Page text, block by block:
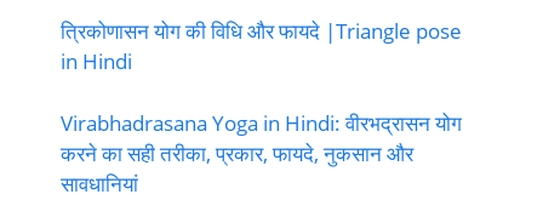
त्रिकोणासन योग की विधि और फायदे |Triangle pose
in Hindi
Virabhadrasana Yoga in Hindi: वीरभद्रासन योग
करने का सही तरीका, प्रकार, फायदे, नुकसान और
सावधानियां